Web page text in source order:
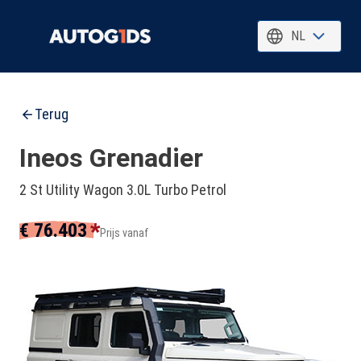
NL
Terug
Ineos Grenadier
2 St Utility Wagon 3.0L Turbo Petrol
€ 76.403*Prijs vanaf